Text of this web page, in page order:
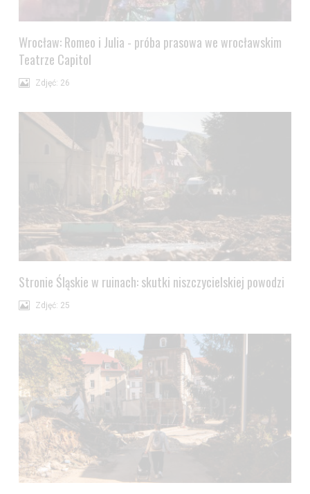
Wrocław: Romeo i Julia - próba prasowa we wrocławskim
Teatrze Capitol
Zdjęć: 26
Stronie Śląskie w ruinach: skutki niszczycielskiej powodzi
Zdjęć: 25